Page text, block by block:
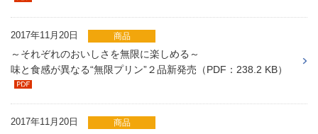
2017年11月20日 商品
～それぞれのおいしさを無限に楽しめる～
味と食感が異なる“無限プリン”２品新発売（PDF：238.2 KB）
2017年11月20日 商品